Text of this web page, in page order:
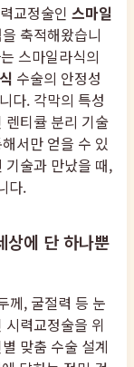
교정술인 스마일
축적해왔습니
스마일라식의
수술의 안정성
다. 각막의 특성
렌티큘 분리 기술
서만 얻을 수 있
기술과 만났을 때,
다.
상에 단 하나뿐
께, 굴절력 등 눈
력교정술을 위
맞춤 수술 설계